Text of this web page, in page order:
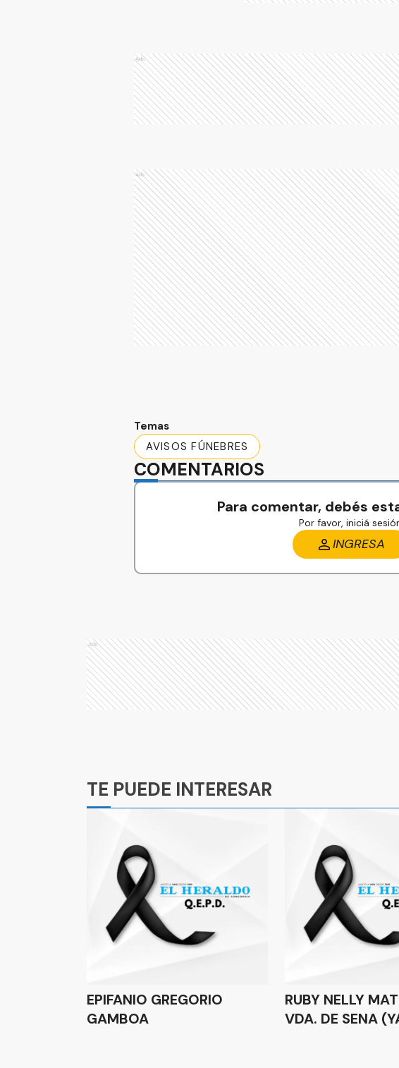
Ads
Ads
Temas
AVISOS FÚNEBRES
COMENTARIOS
Para comentar, debés
Por favor, iniciá
INGRESA
Ads
TE PUEDE INTERESAR
EPIFANIO GREGORIO
GAMBOA
RUBY NELLY
VDA. DE SENA